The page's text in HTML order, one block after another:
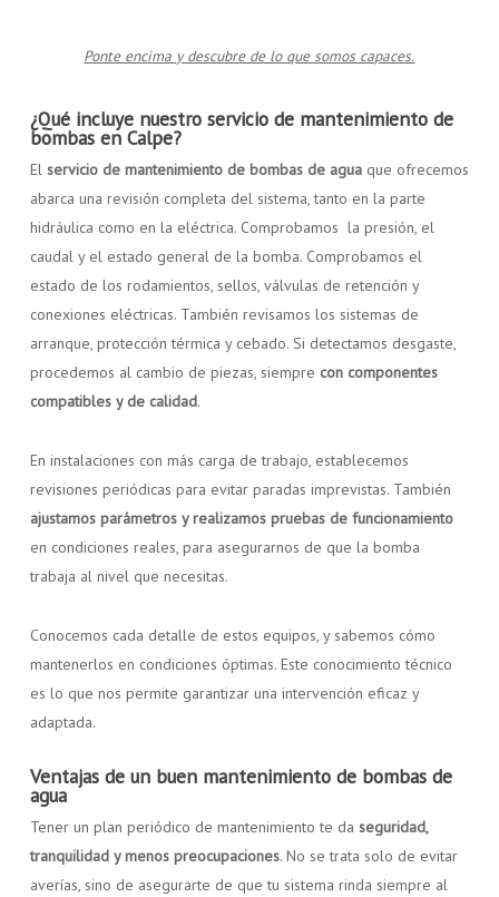
Ponte encima y descubre de lo que somos capaces.
¿Qué incluye nuestro servicio de mantenimiento de
bombas en Calpe?
Elservicio de mantenimiento de bombas de aguaque ofrecemos
abarca una revisión completa del sistema, tanto en la parte
hidráulica como en la eléctrica. Comprobamos la presión, el
caudal y el estado general de la bomba. Comprobamos el
estado de los rodamientos, sellos, válvulas de retención y
conexiones eléctricas. También revisamos los sistemas de
arranque, protección térmica y cebado. Si detectamos desgaste,
procedemos al cambio de piezas, siempre con componentes
compatibles y de calidad.
En instalaciones con más carga de trabajo, establecemos
revisiones periódicas para evitar paradas imprevistas. También
ajustamos parámetros y realizamos pruebas de funcionamiento
en condiciones reales, para asegurarnos de que la bomba
trabaja al nivel que necesitas.
Conocemos cada detalle de estos equipos, y sabemos cómo
mantenerlos en condiciones óptimas. Este conocimiento técnico
es lo que nos permite garantizar una intervención eficaz y
adaptada.
Ventajas de un buen mantenimiento de bombas de
agua
Tener un plan periódico de mantenimiento te da seguridad,
tranquilidad y menos preocupaciones. No se trata solo de evitar
averías, sino de asegurarte de que tu sistema rinda siempre al